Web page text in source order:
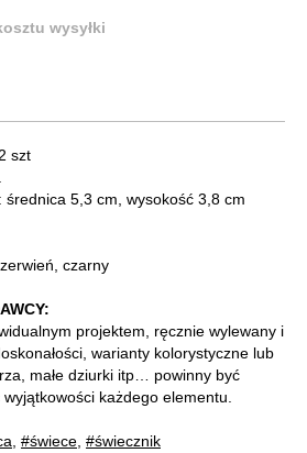
wysyłki
szt
średnica 5,3 cm, wysokość 3,8 cm
czarny
projektem, ręcznie wylewany i
warianty kolorystyczne lub
małe dziurki itp… powinny być
każdego elementu.
, #świece, #świecznik